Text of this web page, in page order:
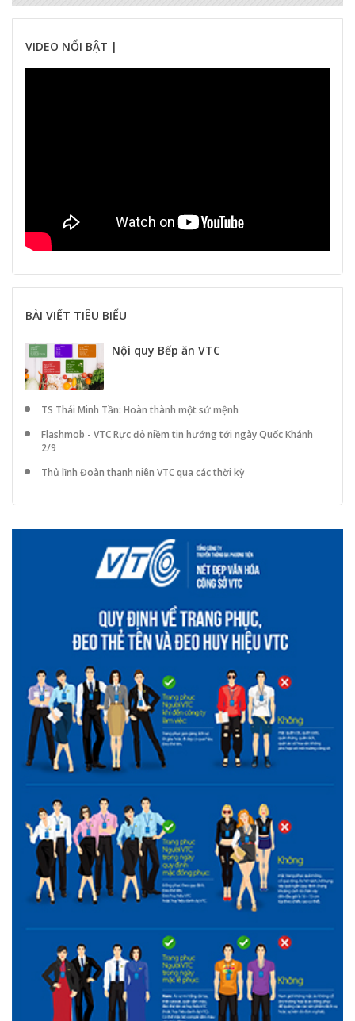
VIDEO NỔI BẬT |
BÀI VIẾT TIÊU BIỂU
Nội quy Bếp ăn VTC
TS Thái Minh Tần: Hoàn thành một sứ mệnh
Flashmob - VTC Rực đỏ niềm tin hướng tới ngày Quốc Khánh
2/9
Thủ lĩnh Đoàn thanh niên VTC qua các thời kỳ